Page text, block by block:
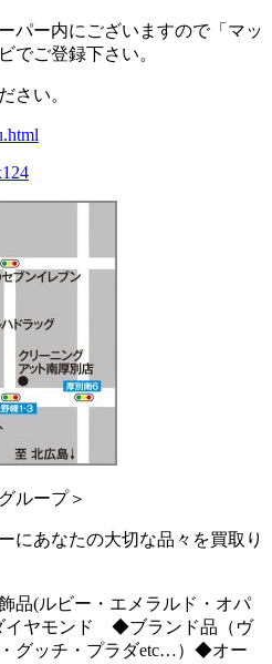
パー内にございますので「マッ
ご登録下さい。
さい。
ループ＞
にあなたの大切な品々を買取り
(ルビー・エメラルド・オパ
ヤモンド ◆ブランド品（ヴ
グッチ・プラダetc…）◆オー